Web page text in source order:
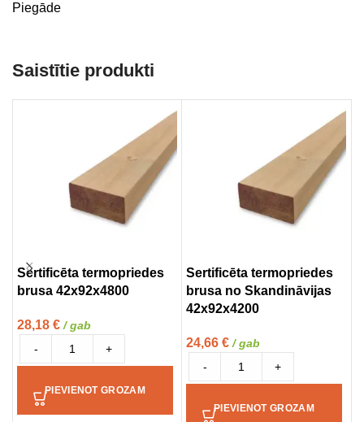
Piegāde
Saistītie produkti
Sertificēta termopriedes
brusa 42x92x4800
28,18 € / gab
-
+
PIEVIENOT GROZAM
Sertificēta termopriedes
brusa no Skandināvijas
42x92x4200
24,66 € / gab
-
+
PIEVIENOT GROZAM